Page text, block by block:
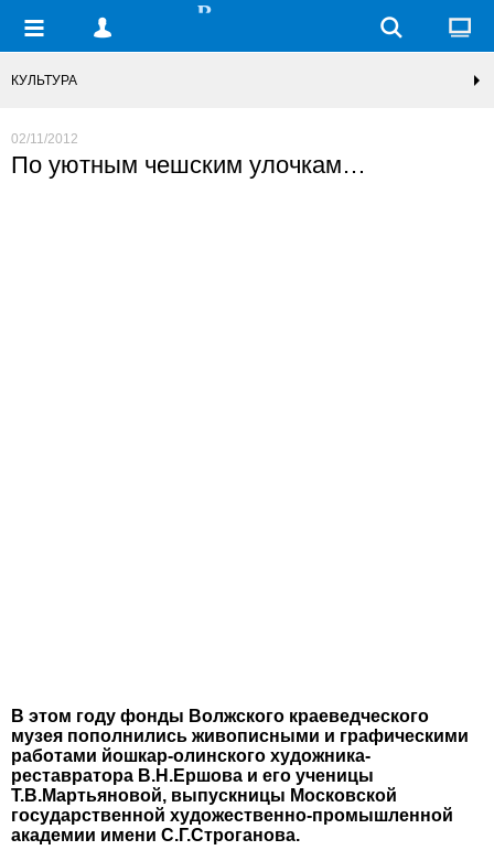
КУЛЬТУРА
02/11/2012
По уютным чешским улочкам…
В этом году фонды Волжского краеведческого
музея пополнились живописными и графическими
работами йошкар-олинского художника-
реставратора В.Н.Ершова и его ученицы
Т.В.Мартьяновой, выпускницы Московской
государственной художественно-промышленной
академии имени С.Г.Строганова.